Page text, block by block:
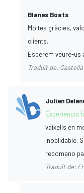
Blanes Boats
Moltes gràcies,
clients.
Esperem veure-us
Traduït de: Castellà
Julien
Experiència
vaixells en
inoblidable.
recomano
Traduït de: